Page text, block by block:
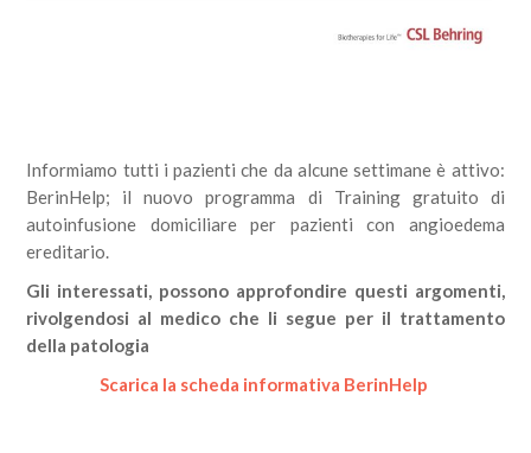
Informiamo tutti i pazienti che da alcune settimane è attivo:
BerinHelp; il nuovo programma di Training gratuito di
autoinfusione domiciliare per pazienti con angioedema
ereditario.
Gli interessati, possono approfondire questi argomenti,
rivolgendosi al medico che li segue per il trattamento
della patologia
Scarica la scheda informativa BerinHelp